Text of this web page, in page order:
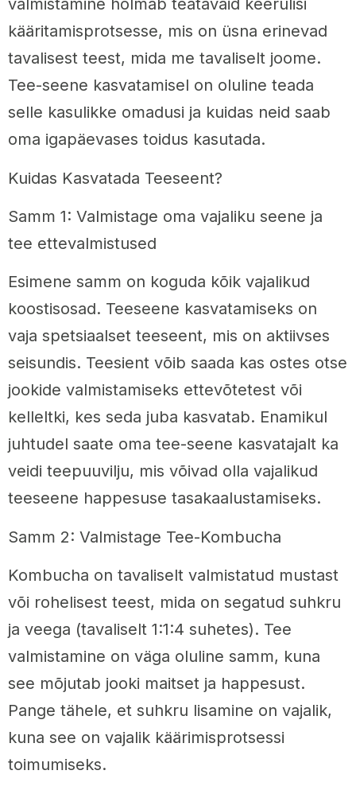
valmistamine hõlmab teatavaid keerulisi
kääritamisprotsesse, mis on üsna erinevad
tavalisest teest, mida me tavaliselt joome.
Tee-seene kasvatamisel on oluline teada
selle kasulikke omadusi ja kuidas neid saab
oma igapäevases toidus kasutada.
Kuidas Kasvatada Teeseent?
Samm 1: Valmistage oma vajaliku seene ja
tee ettevalmistused
Esimene samm on koguda kõik vajalikud
koostisosad. Teeseene kasvatamiseks on
vaja spetsiaalset teeseent, mis on aktiivses
seisundis. Teesient võib saada kas ostes otse
jookide valmistamiseks ettevõtetest või
kelleltki, kes seda juba kasvatab. Enamikul
juhtudel saate oma tee-seene kasvatajalt ka
veidi teepuuvilju, mis võivad olla vajalikud
teeseene happesuse tasakaalustamiseks.
Samm 2: Valmistage Tee-Kombucha
Kombucha on tavaliselt valmistatud mustast
või rohelisest teest, mida on segatud suhkru
ja veega (tavaliselt 1:1:4 suhetes). Tee
valmistamine on väga oluline samm, kuna
see mõjutab jooki maitset ja happesust.
Pange tähele, et suhkru lisamine on vajalik,
kuna see on vajalik käärimisprotsessi
toimumiseks.